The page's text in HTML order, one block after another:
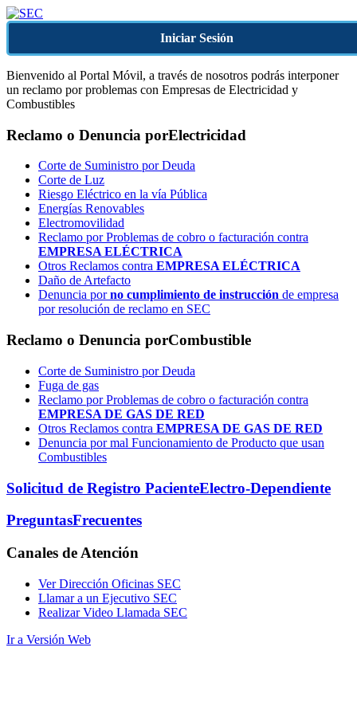
Iniciar Sesión
Bienvenido al Portal Móvil, a través de nosotros podrás interponer
un reclamo por problemas con Empresas de Electricidad y
Combustibles
Reclamo o Denuncia porElectricidad
Corte de Suministro por Deuda
Corte de Luz
Riesgo Eléctrico en la vía Pública
Energías Renovables
Electromovilidad
Reclamo por Problemas de cobro o facturación contra
EMPRESA ELÉCTRICA
Otros Reclamos contra EMPRESA ELÉCTRICA
Daño de Artefacto
Denuncia porno cumplimiento de instrucción de empresa
por resolución de reclamo en SEC
Reclamo o Denuncia porCombustible
Corte de Suministro por Deuda
Fuga de gas
Reclamo por Problemas de cobro o facturación contra
EMPRESA DE GAS DE RED
Otros Reclamos contra EMPRESA DE GAS DE RED
Denuncia por mal Funcionamiento de Producto que usan
Combustibles
Solicitud de Registro PacienteElectro-Dependiente
PreguntasFrecuentes
Canales de Atención
Ver Dirección Oficinas SEC
Llamar a un Ejecutivo SEC
Realizar Video Llamada SEC
Ir a Versión Web